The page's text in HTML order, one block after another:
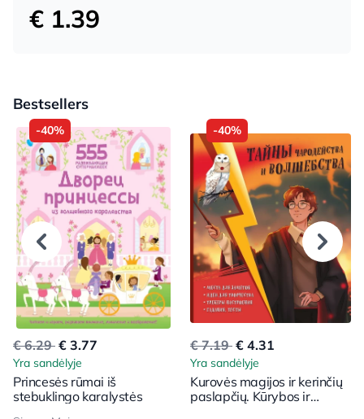
€ 1.39
Bestsellers
-40%
€ 6.29 € 3.77
Yra sandėlyje
Princesės rūmai iš
stebuklingo karalystės
-40%
€ 7.19 € 4.31
Yra sandėlyje
Kurovės magijos ir kerinčių
paslapčių. Kūrybos ir